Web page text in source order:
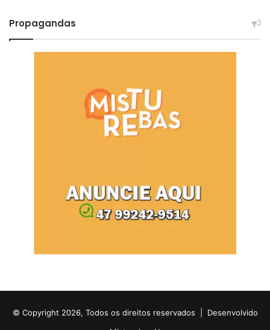
Propagandas
© Copyright 2026, Todos os direitos reservados | Desenvolvido